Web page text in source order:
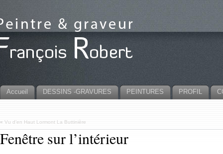
Accueil DESSINS -GRAVURES PEINTURES PROFIL
« Vu d’en Haut Lormont La Buttinière
Fenêtre sur l’intérieur